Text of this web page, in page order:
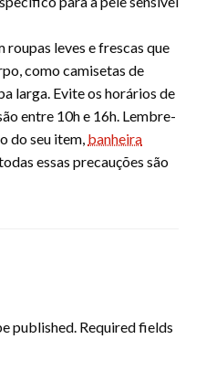
leves e frescas que
como camisetas de
larga. Evite os horários de
entre 10h e 16h. Lembre-
do seu item, banheira
essas precauções são
published. Required fields